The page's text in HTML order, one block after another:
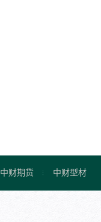
中财期货 中财型材